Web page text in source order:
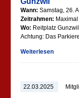
Wann: Samstag, 26.
Zeitrahmen:
Wo: Reitplatz
Achtung: Das
Weiterlesen
22.03.2025